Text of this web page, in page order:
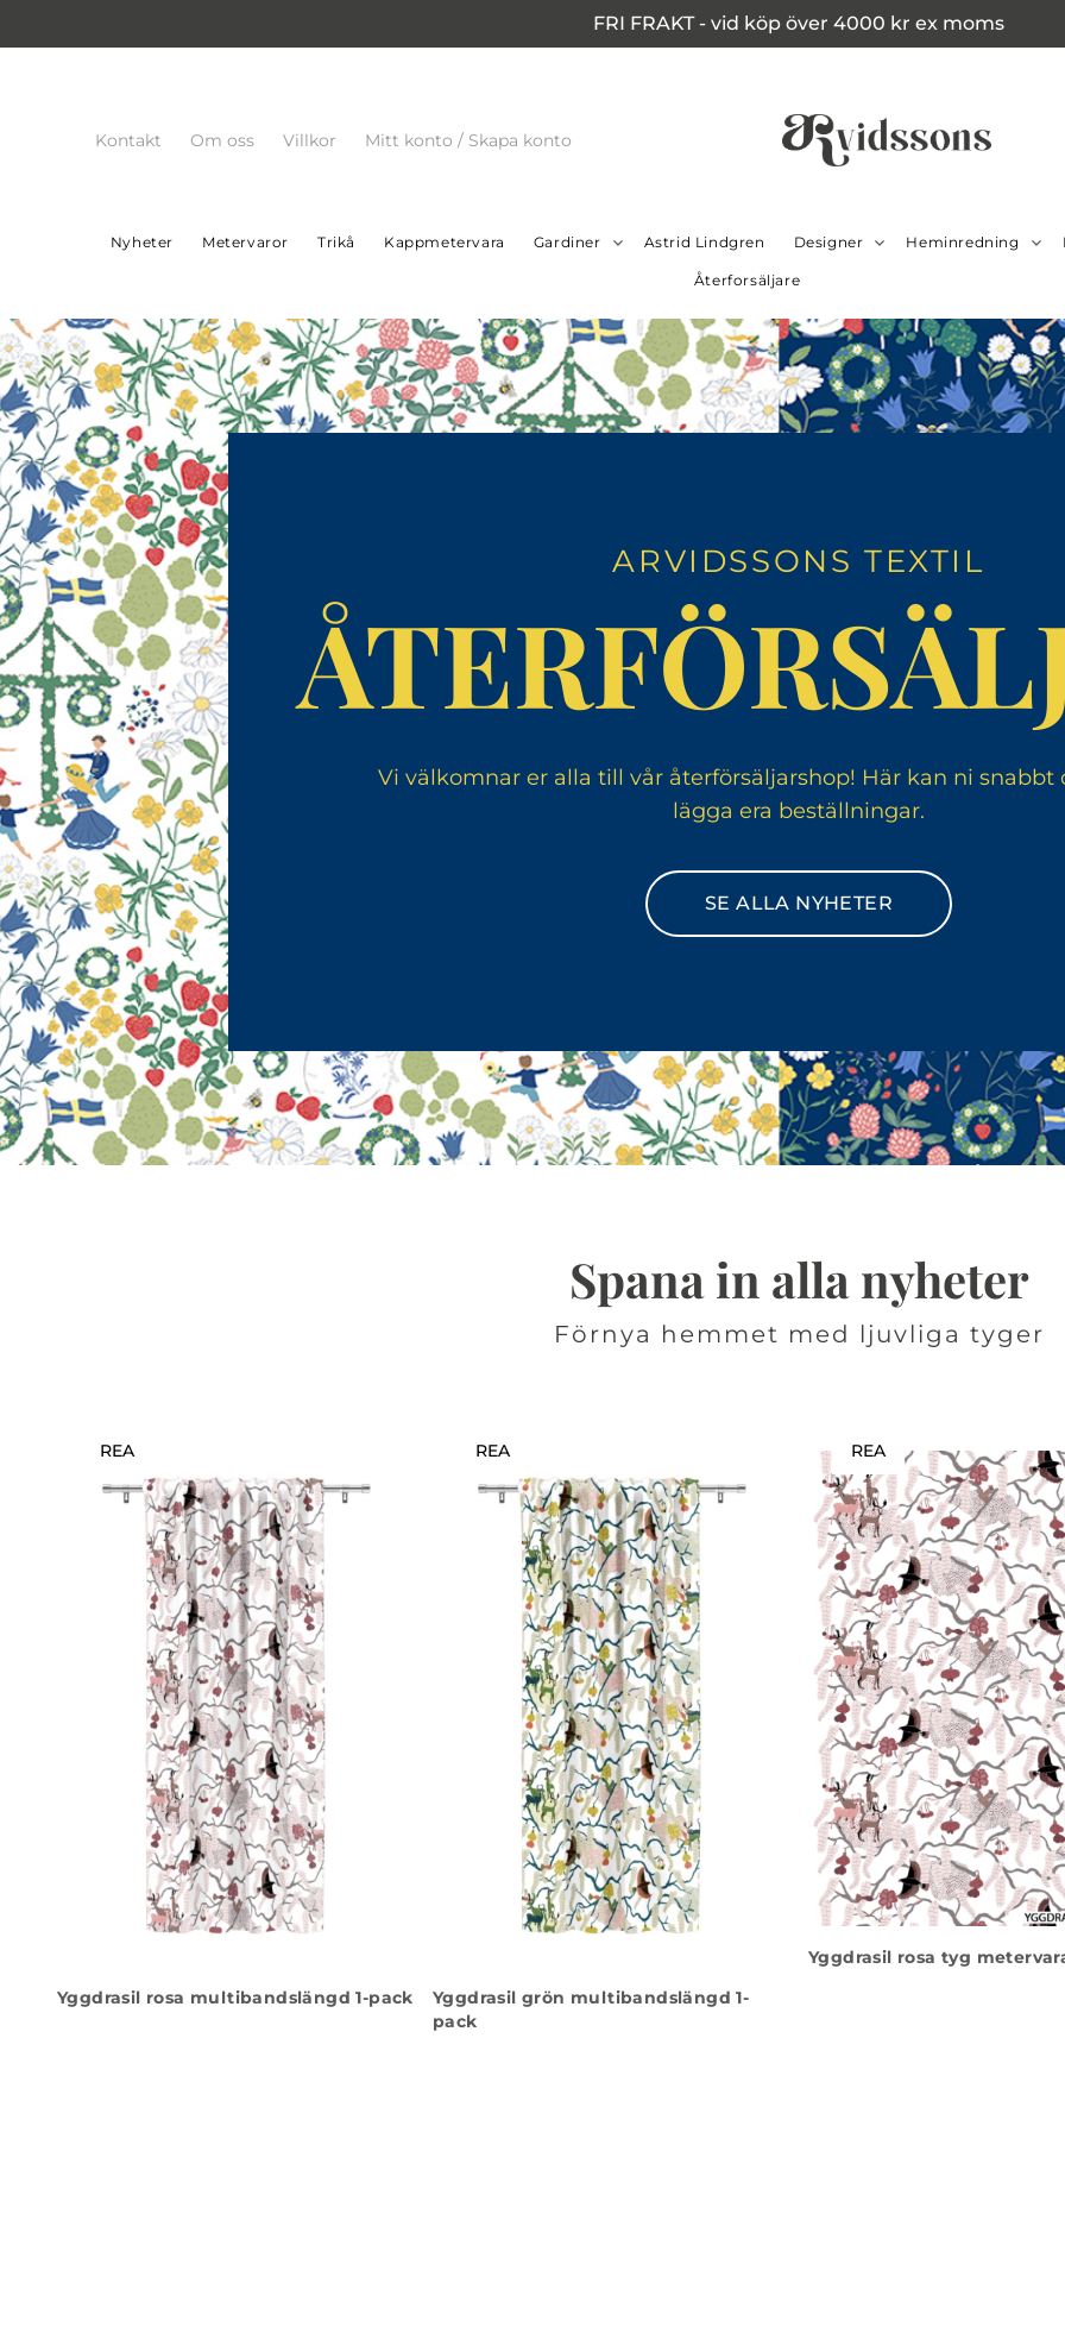
FRI FRAKT - vid köp över 4000 kr ex moms
Kontakt Om oss Villkor Mitt konto / Skapa konto
Nyheter Metervaror Trikå Kappmetervara Gardiner Astrid Lindgren Designer Heminredning
Återforsäljare
ARVIDSSONS TEXTIL
Vi välkomnar er alla till vår återförsäljarshop! Här kan ni snabbt
lägga era beställningar.
SE ALLA NYHETER
Spana in alla nyheter
Förnya hemmet med ljuvliga tyger
REA
Yggdrasil rosa multibandslängd 1-pack
REA
Yggdrasil grön multibandslängd 1-
pack
REA
Yggdrasil rosa tyg